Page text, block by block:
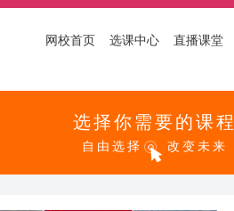
网校首页 选课中心 直播课堂
选择你需要的课程
自由选择 改变未来